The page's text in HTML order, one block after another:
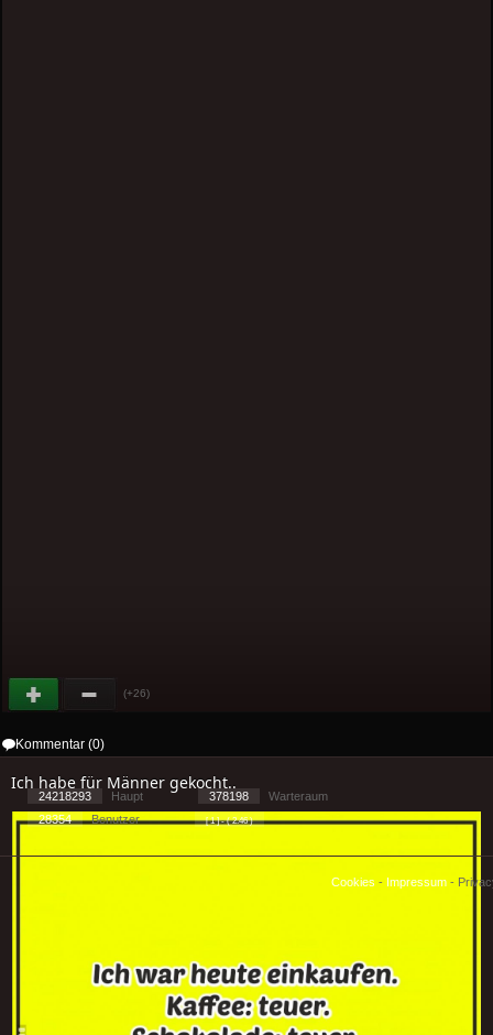
(+26)
Kommentar (0)
Ich habe für Männer gekocht..
24218293 Haupt 378198
Warteraum
28354
Benutzer [ 1 ] - ( 2.46 )
Cookies - Impressum -